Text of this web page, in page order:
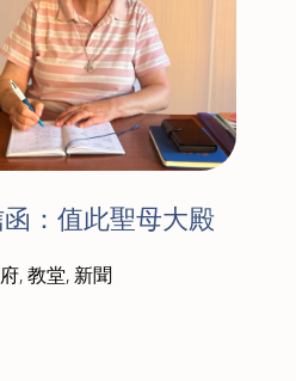
：值此聖母大殿
,教堂, 新聞